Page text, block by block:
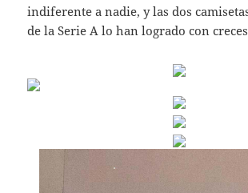
indiferente a nadie, y las dos
de la Serie A lo han logrado con